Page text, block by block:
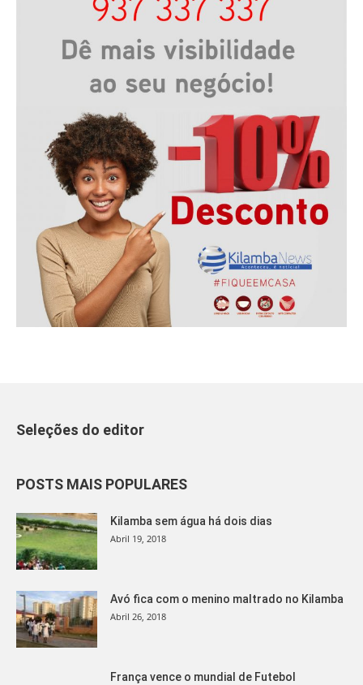
Seleções do editor
POSTS MAIS POPULARES
Kilamba sem água há dois dias
Abril 19, 2018
Avó fica com o menino maltrado no Kilamba
Abril 26, 2018
França vence o mundial de Futebol